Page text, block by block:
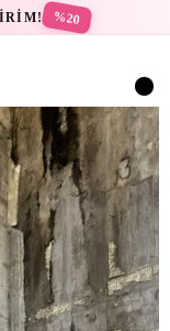
%20